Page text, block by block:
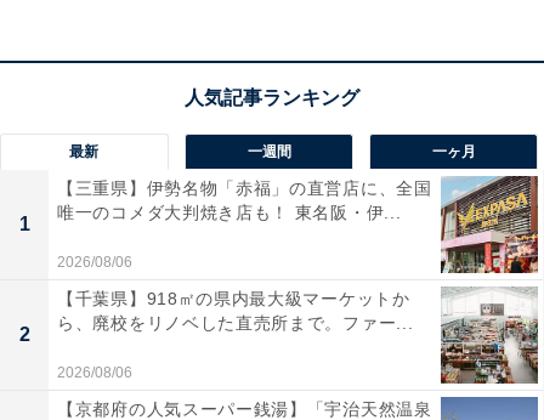
【あわせて買いたい】ゼンハイザーの人気商品5選
ゼンハイザー「ACCENTUM Open」
最新 一週間 一ヶ月
1
【三重県】伊勢名物「赤福」の直営店に、全国
唯一のコメダ大判焼き店も！ 東名阪・伊...
2026/08/06
2
【千葉県】918㎡の県内最大級マーケットか
ら、廃校をリノベした直売所まで。ファー...
2026/08/06
【京都府の人気スーパー銭湯】「宇治天然温泉